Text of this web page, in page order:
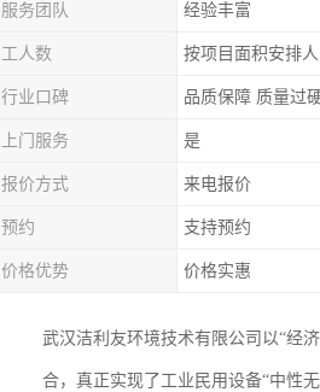
服务团队 经验丰富
工人数 按项目面积安排
行业口碑 品质保障 质量过
上门服务 是
报价方式 来电报价
预约 支持预约
价格优势 价格实惠
武汉洁利友环境技术有限公司以“经
合，真正实现了工业民用设备“中性